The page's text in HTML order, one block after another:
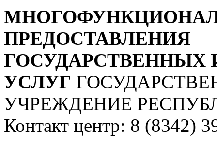
ПРЕДОСТАВЛЕНИЯ
УСЛУГ
УЧРЕЖДЕНИЕ
Контакт центр: 8 (8342)